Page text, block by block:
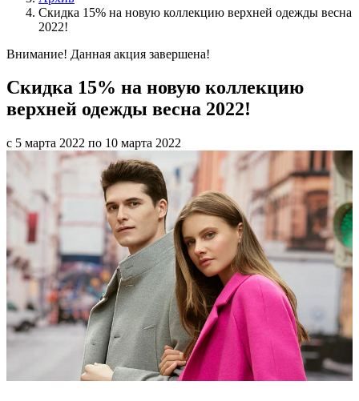
Скидка 15% на новую коллекцию верхней одежды весна
2022!
Внимание! Данная акция завершена!
Скидка 15% на новую коллекцию
верхней одежды весна 2022!
с 5 марта 2022 по 10 марта 2022